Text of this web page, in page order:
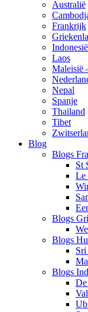
Australië
Frankrijk
Indonesië
Laos
Maleisië
Nepal
Spanje
Thailand
Tibet
Blog
Blogs
St
Le
Blogs
Blogs
Blogs